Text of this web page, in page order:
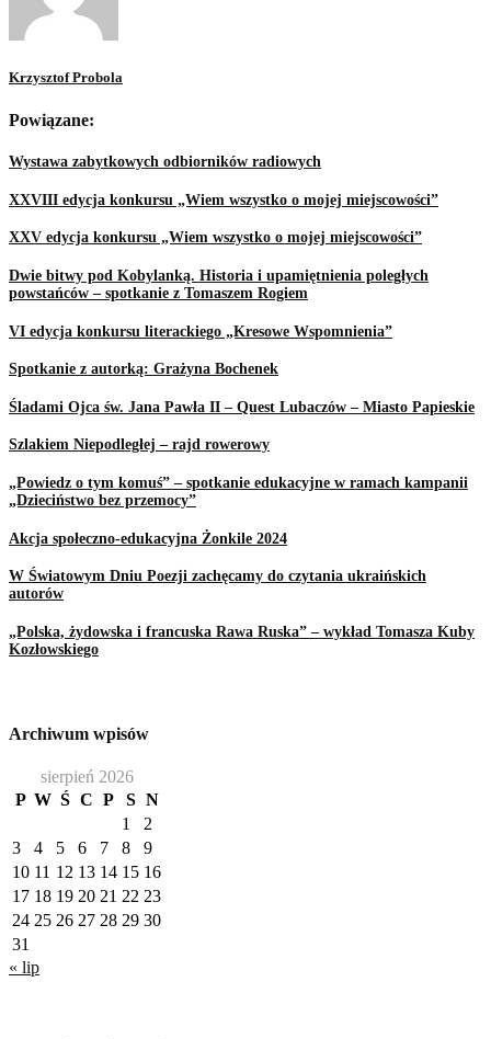
Krzysztof Probola
Powiązane:
Wystawa zabytkowych odbiorników radiowych
XXVIII edycja konkursu „Wiem wszystko o mojej miejscowości”
XXV edycja konkursu „Wiem wszystko o mojej miejscowości”
Dwie bitwy pod Kobylanką. Historia i upamiętnienia poległych
powstańców – spotkanie z Tomaszem Rogiem
VI edycja konkursu literackiego „Kresowe Wspomnienia”
Spotkanie z autorką: Grażyna Bochenek
Śladami Ojca św. Jana Pawła II – Quest Lubaczów – Miasto Papieskie
Szlakiem Niepodległej – rajd rowerowy
„Powiedz o tym komuś” – spotkanie edukacyjne w ramach kampanii
„Dzieciństwo bez przemocy”
Akcja społeczno-edukacyjna Żonkile 2024
W Światowym Dniu Poezji zachęcamy do czytania ukraińskich
autorów
„Polska, żydowska i francuska Rawa Ruska” – wykład Tomasza Kuby
Kozłowskiego
Archiwum wpisów
sierpień 2026
P W Ś C P S N
1
2
3
4 5 6 7 8
9
10 11 12 13 14 15 16
17 18 19 20 21 22 23
24 25 26 27 28 29 30
31
« lip